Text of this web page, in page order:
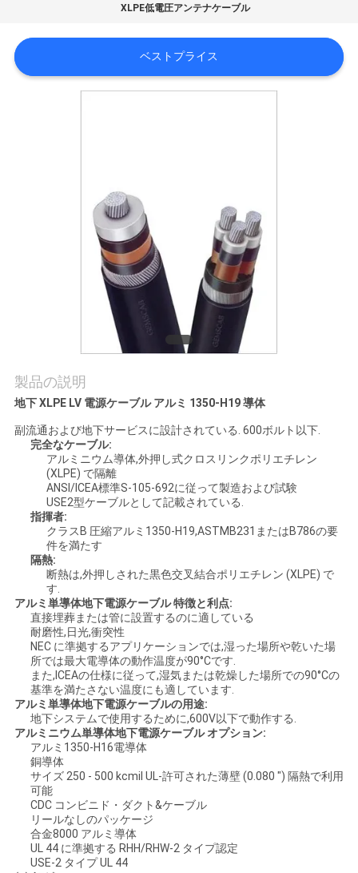
旅
行
連
絡
し
ニ
ス
XLPE低電圧アンテナケーブル
ベストプライス
製品の説明
地下 XLPE LV 電源ケーブル アルミ 1350-H19 導体
副流通および地下サービスに設計されている. 600ボルト以下.
完全なケーブル:
アルミニウム導体,外押し式クロスリンクポリエチレン
(XLPE) で隔離
ANSI/ICEA標準S-105-692に従って製造および試験
USE2型ケーブルとして記載されている.
指揮者:
クラスB 圧縮アルミ1350-H19,ASTMB231またはB786の要
件を満たす
隔熱:
断熱は,外押しされた黒色交叉結合ポリエチレン (XLPE) で
す.
アルミ単導体地下電源ケーブル 特徴と利点:
直接埋葬または管に設置するのに適している
耐磨性,日光,衝突性
NEC に準拠するアプリケーションでは,湿った場所や乾いた場
所では最大電導体の動作温度が90°Cです.
また,ICEAの仕様に従って,湿気または乾燥した場所での90°Cの
基準を満たさない温度にも適しています.
アルミ単導体地下電源ケーブルの用途:
地下システムで使用するために,600V以下で動作する.
アルミニウム単導体地下電源ケーブル オプション:
アルミ1350-H16電導体
銅導体
サイズ 250 - 500 kcmil UL-許可された薄壁 (0.080 ") 隔熱で利用
可能
CDC コンビニド・ダクト&ケーブル
リールなしのパッケージ
合金8000 アルミ導体
UL 44 に準拠する RHH/RHW-2 タイプ認定
USE-2 タイプ UL 44